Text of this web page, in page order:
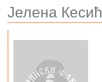
Јелена Кесић